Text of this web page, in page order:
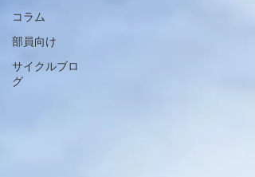
コラム
部員向け
サイクルブロ
グ